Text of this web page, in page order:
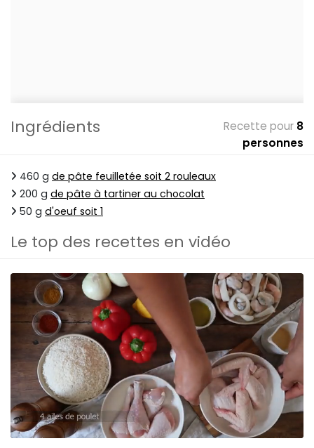
Ingrédients Recette pour 8
personnes
460 g de pâte feuilletée soit 2 rouleaux
200 g de pâte à tartiner au chocolat
50 g d'oeuf soit 1
Le top des recettes en vidéo